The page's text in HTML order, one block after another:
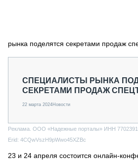
СПЕЦПРОЕКТЫ
О ПРОЕКТЕ
рынка поделятся секретами продаж
СПЕЦИАЛИСТЫ РЫНКА
СЕКРЕТАМИ ПРОДАЖ
22 марта 2024Новости
Реклама. ООО «Надежные порталы» ИНН
Erid: 4CQwVszH9pWwo45XZBc
23 и 24 апреля состоится онлайн-